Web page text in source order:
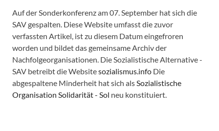
Auf der Sonderkonferenz am 07. September hat sich die
SAV gespalten. Diese Website umfasst die zuvor
verfassten Artikel, ist zu diesem Datum eingefroren
worden und bildet das gemeinsame Archiv der
Nachfolgeorganisationen. Die Sozialistische Alternative -
SAV betreibt die Websitesozialismus.info Die
abgespaltene Minderheit hat sich als Sozialistische
Organisation Solidarität - Sol neu konstituiert.